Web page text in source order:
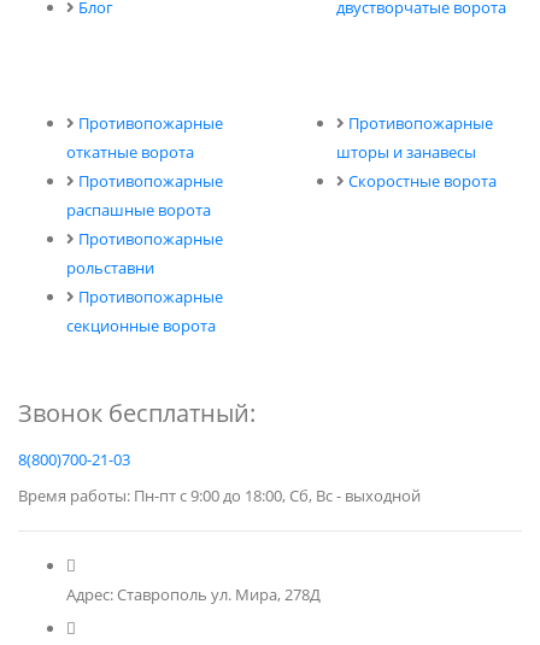
Блог
двустворчатые ворота
Противопожарные
откатные ворота
Противопожарные
распашные ворота
Противопожарные
рольставни
Противопожарные
секционные ворота
Противопожарные
шторы и занавесы
Скоростные ворота
Звонок бесплатный:
8(800)700-21-03
Время работы: Пн-пт с 9:00 до 18:00, Сб, Вс - выходной
Адрес: Ставрополь ул. Мира, 278Д